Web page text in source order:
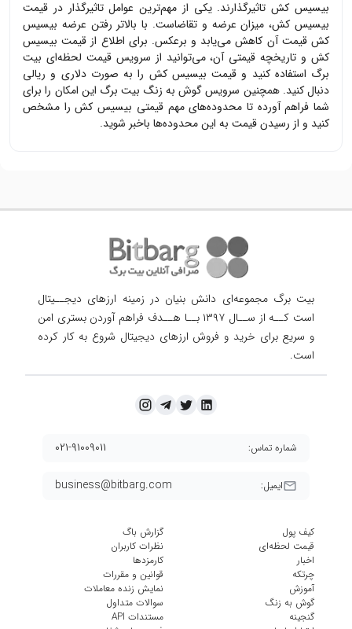
بیسیس کش تاثیرگذارند. یکی از مهم‌ترین عوامل تاثیرگذار در قیمت
بیسیس کش، میزان عرضه و تقاضاست. با بالاتر رفتن عرضه بیسیس
کش قیمت آن کاهش می‌یابد و برعکس. برای اطلاع از قیمت بیسیس
کش و تاریخچه قیمتی آن، می‌توانید از سرویس قیمت لحظه‌ای بیت
برگ استفاده کنید و قیمت بیسیس کش را به صورت دلاری و ریالی
دنبال کنید. همچنین سرویس گوش به زنگ بیت برگ این امکان را برای
شما فراهم آورده تا محدوده‌های مهم قیمتی بیسیس کشرا مشخص
کنید و از رسیدن قیمت به این محدوده‌ها باخبر شوید.
بیت برگ مجموعه‌ای دانش بنیان در زمینه ارزهای دیجــیتال
است کــه از ســال ۱۳۹۷ بــا هــدف فراهم آوردن
بستری امن
و سریع برای خرید و فروش ارزهای دیجیتال شروع به کار کرده
است.
ایمیل: business@bitbarg.com
شماره تماس: ۰۲۱-۹۱۰۰۹۰۱۱
کیف پول
قیمت لحظه‌ای
اخبار
چرتکه
آموزش
گوش به زنگ
گنجینه
گزارش باگ
نظرات کاربران
کارمزد‌ها
قوانین و مقررات
نمایش زنده معاملات
سوالات متداول
مستندات API